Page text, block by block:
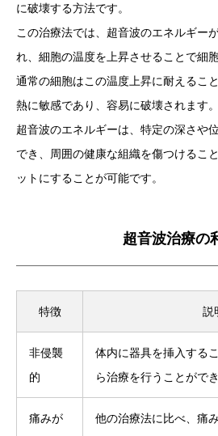
に破壊する方法です。
この治療法では、超音波のエネルギー
れ、細胞の温度を上昇させることで細
通常の細胞はこの温度上昇に耐えるこ
熱に敏感であり、容易に破壊されます。
超音波のエネルギーは、特定の深さや
でき、周囲の健康な組織を傷つけるこ
ットにすることが可能です。
超音波治療の
特徴 説
非侵襲
的
体内に器具を挿入する
ら治療を行うことができ
痛みが
他の治療法に比べ、痛